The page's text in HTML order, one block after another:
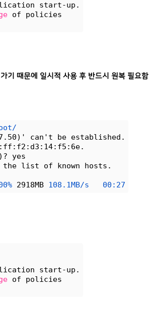
start-up.
of policies
때문에 일시적 사용 후 반드시 원복 필요함
can't be established.
yes
the list of known hosts.
2918MB 108.1MB/s 00:27
start-up.
of policies